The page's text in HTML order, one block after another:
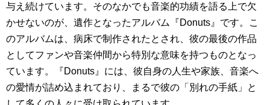
与え続けています。そのなかでも音楽的功績を語る上で欠
かせないのが、遺作となったアルバム『Donuts』です。こ
のアルバムは、病床で制作されたとされ、彼の最後の作品
としてファンや音楽仲間から特別な意味を持つものとなっ
ています。『Donuts』には、彼自身の人生や家族、音楽へ
の愛情が詰め込まれており、まるで彼の「別れの手紙」と